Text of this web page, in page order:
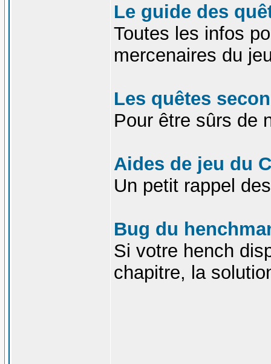
Le guide des
Toutes les infos
mercenaires du
Les quêtes
Pour être sûrs de
Aides de jeu du
Un petit rappel
Bug du
Si votre hench
chapitre, la